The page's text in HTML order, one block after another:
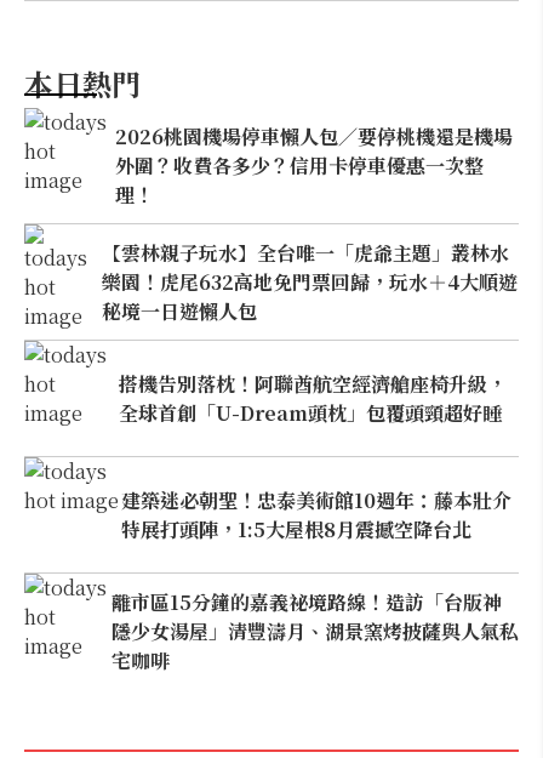
本日熱門
2026桃園機場停車懶人包／要停桃機還是機場
外圍？收費各多少？信用卡停車優惠一次整
理！
【雲林親子玩水】全台唯一「虎爺主題」叢林水
樂園！虎尾632高地免門票回歸，玩水＋4大順遊
秘境一日遊懶人包
搭機告別落枕！阿聯酋航空經濟艙座椅升級，
全球首創「U-Dream頭枕」包覆頭頸超好睡
建築迷必朝聖！忠泰美術館10週年：藤本壯介
特展打頭陣，1:5大屋根8月震撼空降台北
離市區15分鐘的嘉義祕境路線！造訪「台版神
隱少女湯屋」清豐濤月、湖景窯烤披薩與人氣私
宅咖啡